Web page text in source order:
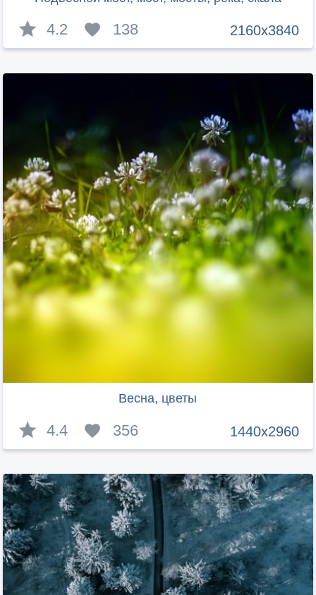
2160x3840
4.2 138
Весна, цветы
1440x2960
4.4 356